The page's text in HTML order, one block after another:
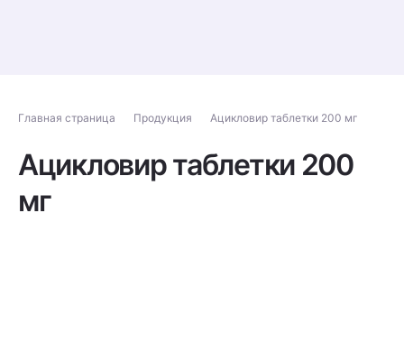
Главная страница Продукция Ацикловир таблетки 200 мг
Ацикловир таблетки 200
мг